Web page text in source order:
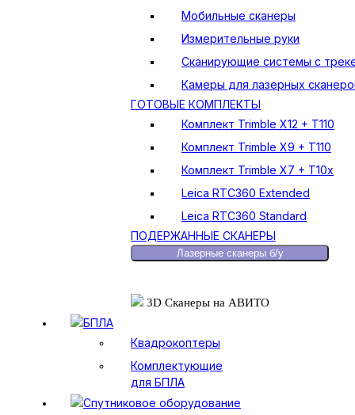
Мобильные сканеры
Измерительные руки
Сканирующие системы с
Камеры для лазерных
ГОТОВЫЕ КОМПЛЕКТЫ
Комплект Trimble X12 + T110
Комплект Trimble X9 + T110
Комплект Trimble X7 + T10x
Leica RTC360 Extended
Leica RTC360 Standard
ПОДЕРЖАННЫЕ СКАНЕРЫ
Лазерные сканеры б/у
3D Сканеры на АВИТО
БПЛА
Квадрокоптеры
Комплектующие
для БПЛА
Спутниковое оборудование